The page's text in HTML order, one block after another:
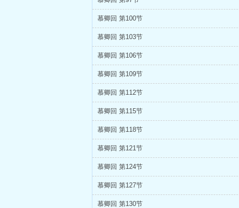
慕卿回 第100节
慕卿回 第103节
慕卿回 第106节
慕卿回 第109节
慕卿回 第112节
慕卿回 第115节
慕卿回 第118节
慕卿回 第121节
慕卿回 第124节
慕卿回 第127节
慕卿回 第130节